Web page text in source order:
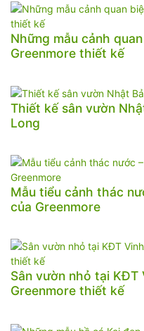
Những mẫu cảnh
Greenmore thiết kế
Thiết kế sân vườn
Long
Mẫu tiểu cảnh thác
của Greenmore
Sân vườn nhỏ tại KĐT
Greenmore thiết kế